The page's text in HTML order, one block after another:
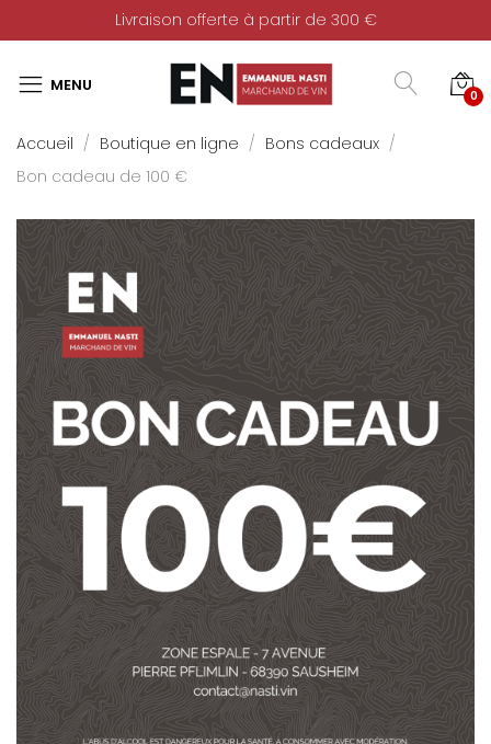
Livraison offerte à partir de 300 €
0
Accueil Boutique en ligne
Bons cadeaux
Bon cadeau de 100 €